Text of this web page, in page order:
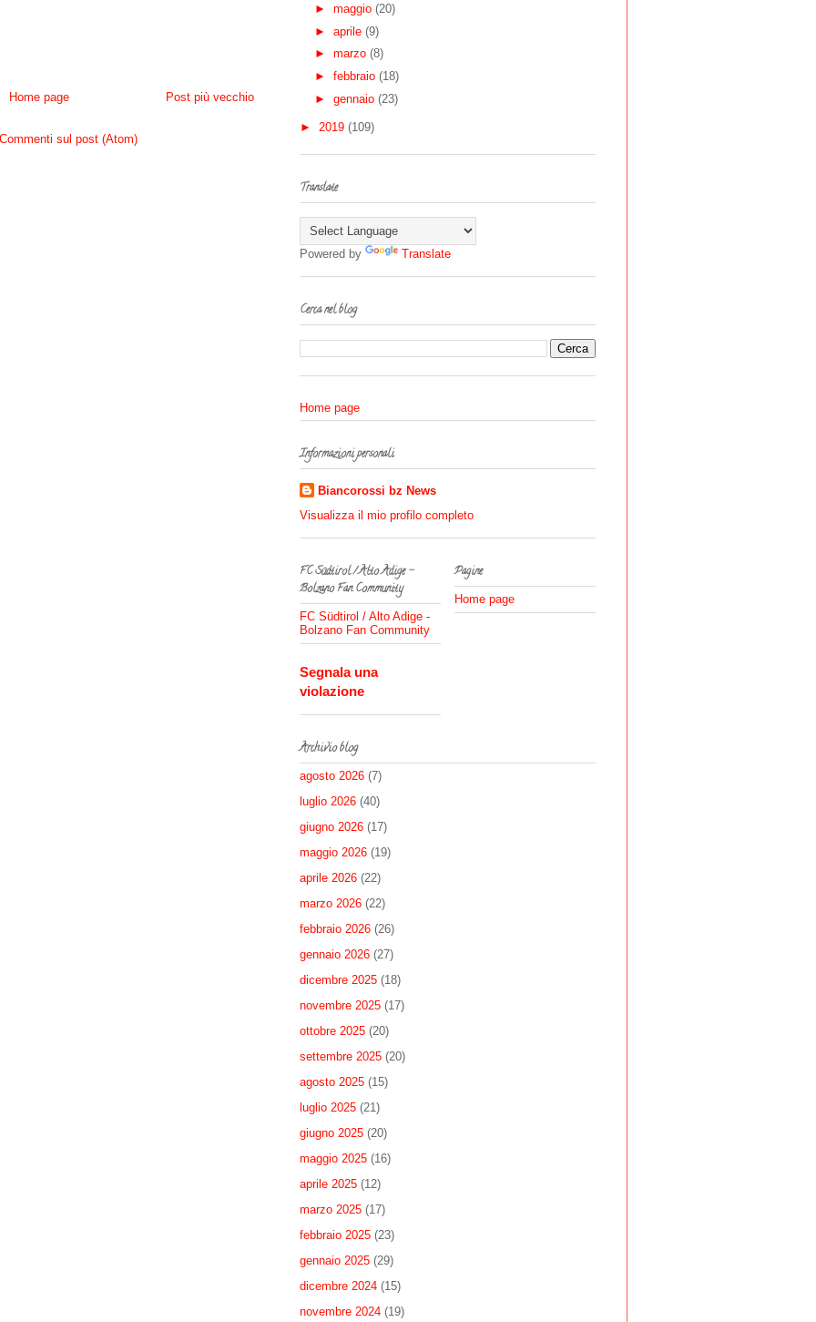
Post più vecchio
Home page
Commenti sul post (Atom)
► maggio (20)
► aprile (9)
► marzo (8)
► febbraio (18)
► gennaio (23)
► 2019 (109)
Translate
Powered by Translate
Cerca nel blog
Home page
Informazioni personali
Biancorossi bz News
Visualizza il mio profilo completo
FC Südtirol / Alto Adige -
Bolzano Fan Community
FC Südtirol / Alto Adige -
Bolzano Fan Community
Segnala una
violazione
Pagine
Home page
Archivio blog
agosto 2026 (7)
luglio 2026 (40)
giugno 2026 (17)
maggio 2026 (19)
aprile 2026 (22)
marzo 2026 (22)
febbraio 2026 (26)
gennaio 2026 (27)
dicembre 2025 (18)
novembre 2025 (17)
ottobre 2025 (20)
settembre 2025 (20)
agosto 2025 (15)
luglio 2025 (21)
giugno 2025 (20)
maggio 2025 (16)
aprile 2025 (12)
marzo 2025 (17)
febbraio 2025 (23)
gennaio 2025 (29)
dicembre 2024 (15)
novembre 2024 (19)